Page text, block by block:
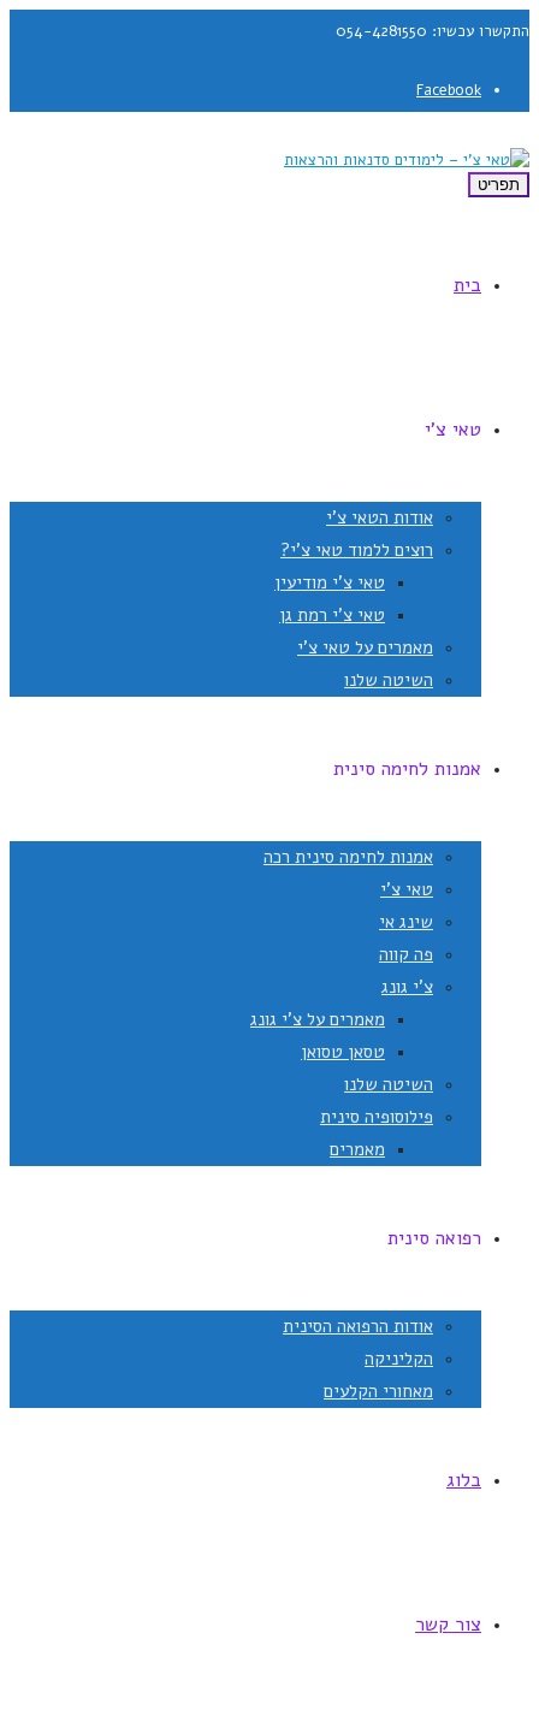
התקשרו עכשיו: 054-4281550
Facebook
תפריט
בית
טאי צ'י
אודות הטאי צ'י
רוצים ללמוד טאי צ'י?
טאי צ'י מודיעין
טאי צ'י רמת גן
מאמרים על טאי צ'י
השיטה שלנו
אמנות לחימה סינית
אמנות לחימה סינית רכה
טאי צ'י
שינג אי
פה קווה
צ'י גונג
מאמרים על צ'י גונג
טסאן טסואן
השיטה שלנו
פילוסופיה סינית
מאמרים
רפואה סינית
אודות הרפואה הסינית
הקליניקה
מאחורי הקלעים
בלוג
צור קשר